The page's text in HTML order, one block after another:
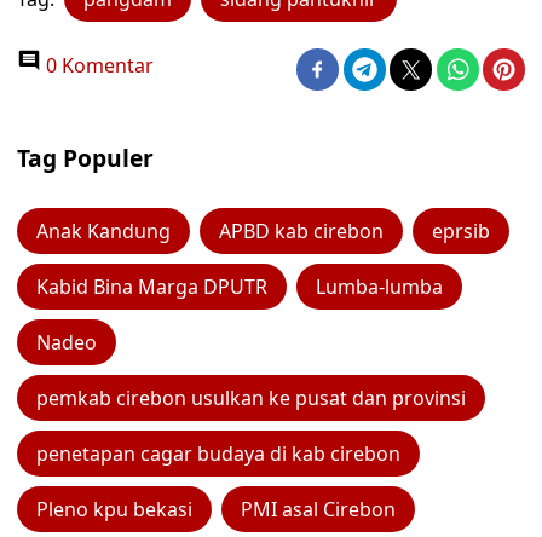
0 Komentar
Tag Populer
Anak Kandung APBD kab cirebon eprsib
Kabid Bina Marga DPUTR Lumba-lumba
Nadeo
pemkab cirebon usulkan ke pusat dan provinsi
penetapan cagar budaya di kab cirebon
Pleno kpu bekasi PMI asal Cirebon